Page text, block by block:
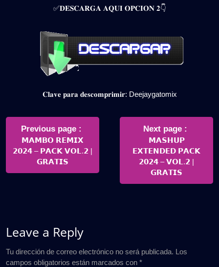
✅𝐃𝐄𝐒𝐂𝐀𝐑𝐆𝐀 𝐀𝐐𝐔𝐈 𝐎𝐏𝐂𝐈𝐎𝐍 𝟐👇
𝐂𝐥𝐚𝐯𝐞 𝐩𝐚𝐫𝐚 𝐝𝐞𝐬𝐜𝐨𝐦𝐩𝐫𝐢𝐦𝐢𝐫: Deejaygatomix
Navegación
entradas
Previous page
𝗠𝗔𝗠𝗕𝗢 𝗥𝗘𝗠𝗜𝗫
𝟮𝟬𝟮𝟰 – 𝗣𝗔𝗖𝗞 𝗩𝗢𝗟.𝟮 |
𝗚𝗥𝗔𝗧𝗜𝗦
Next page
𝗠𝗔𝗦𝗛𝗨𝗣
𝗘𝗫𝗧𝗘𝗡𝗗𝗘𝗗 𝗣𝗔𝗖𝗞
𝟮𝟬𝟮𝟰 – 𝗩𝗢𝗟.𝟮 |
𝗚𝗥𝗔𝗧𝗜𝗦
Leave a Reply
Tu dirección de correo electrónico no será publicada. Los
campos obligatorios están marcados con *